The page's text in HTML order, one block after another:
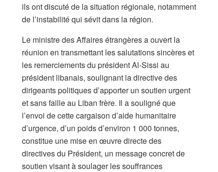
ils ont discuté de la situation régionale, notamment
de l’instabilité qui sévit dans la région.
Le ministre des Affaires étrangères a ouvert la
réunion en transmettant les salutations sincères et
les remerciements du président Al-Sissi au
président libanais, soulignant la directive des
dirigeants politiques d’apporter un soutien urgent
et sans faille au Liban frère. Il a souligné que
l’envoi de cette cargaison d’aide humanitaire
d’urgence, d’un poids d’environ 1 000 tonnes,
constitue une mise en œuvre directe des
directives du Président, un message concret de
soutien visant à soulager les souffrances